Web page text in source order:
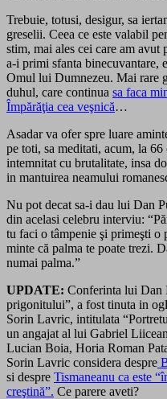
Trebuie, totusi, desigur, sa
greselii. Ceea ce este valabil
stim, mai ales cei care am
a-i primi sfanta binecuvantare,
Omul lui Dumnezeu. Mai rare
duhul, care continua sa faca
Împărăţia cea veşnică…
Asadar va ofer spre luare
pe toti, sa meditati, acum, la
intemnitat cu brutalitate, insa
in mantuirea neamului
Nu pot decat sa-i dau lui Dan
din acelasi celebru interviu:
tu faci o tâmpenie şi primeşti o
minte că palma te poate trezi.
numai palma.”
UPDATE: Conferinta lui Dan
prigonitului”, a fost tinuta in
Sorin Lavric, intitulata
un angajat al lui Gabriel
Lucian Boia, Horia Roman
Sorin Lavric considera despre
si despre Tismaneanu ca este
creştină”. Ce parere aveti?